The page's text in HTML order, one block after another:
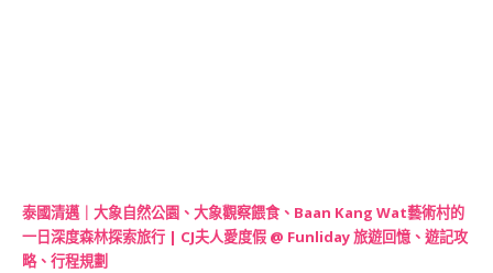
泰國清邁｜大象自然公園、大象觀察餵食、Baan Kang Wat藝術村的
一日深度森林探索旅行 | CJ夫人愛度假 @ Funliday 旅遊回憶、遊記攻
略、行程規劃